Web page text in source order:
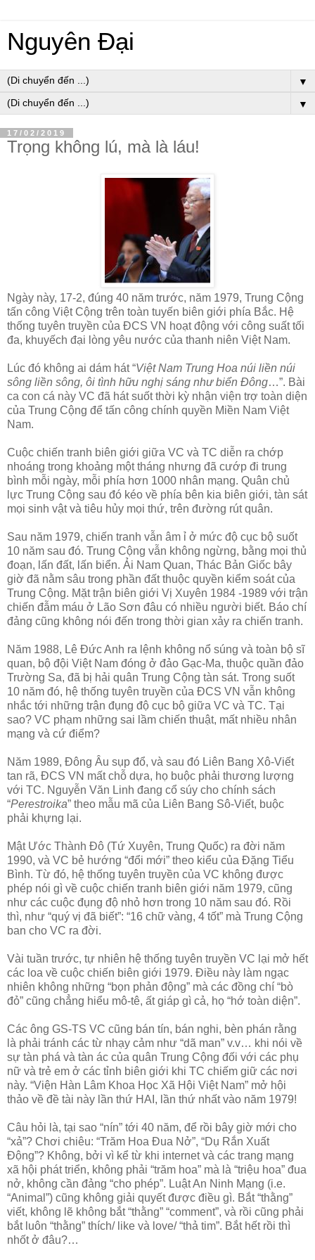
Nguyên Đại
▼
▼
17/02/2019
Trọng không lú, mà là láu!
Ngày này, 17-2, đúng 40 năm trước, năm 1979, Trung Cộng
tấn công Việt Cộng trên toàn tuyến biên giới phía Bắc. Hệ
thống tuyên truyền của ĐCS VN hoạt động với công suất tối
đa, khuyếch đại lòng yêu nước của thanh niên Việt Nam.
Lúc đó không ai dám hát “Việt Nam Trung Hoa núi liền núi
sông liền sông, ôi tình hữu nghị sáng như biển Đông…”. Bài
ca con cá này VC đã hát suốt thời kỳ nhận viện trợ toàn diện
của Trung Cộng để tấn công chính quyền Miền Nam Việt
Nam.
Cuộc chiến tranh biên giới giữa VC và TC diễn ra chớp
nhoáng trong khoảng một tháng nhưng đã cướp đi trung
bình mỗi ngày, mỗi phía hơn 1000 nhân mạng. Quân chủ
lực Trung Cộng sau đó kéo về phía bên kia biên giới, tàn sát
mọi sinh vật và tiêu hủy mọi thứ, trên đường rút quân.
Sau năm 1979, chiến tranh vẫn âm ỉ ở mức độ cục bộ suốt
10 năm sau đó. Trung Cộng vẫn không ngừng, bằng mọi thủ
đoạn, lấn đất, lấn biển. Ải Nam Quan, Thác Bản Giốc bây
giờ đã nằm sâu trong phần đất thuộc quyền kiểm soát của
Trung Cộng. Mặt trận biên giới Vị Xuyên 1984 -1989 với trận
chiến đẫm máu ở Lão Sơn đâu có nhiều người biết. Báo chí
đảng cũng không nói đến trong thời gian xảy ra chiến tranh.
Năm 1988, Lê Đức Anh ra lệnh không nổ súng và toàn bộ sĩ
quan, bộ đội Việt Nam đóng ở đảo Gạc-Ma, thuộc quần đảo
Trường Sa, đã bị hải quân Trung Cộng tàn sát. Trong suốt
10 năm đó, hệ thống tuyên truyền của ĐCS VN vẫn không
nhắc tới những trận đụng độ cục bộ giữa VC và TC. Tại
sao? VC phạm những sai lầm chiến thuật, mất nhiều nhân
mạng và cứ điểm?
Năm 1989, Đông Âu sụp đổ, và sau đó Liên Bang Xô-Viết
tan rã, ĐCS VN mất chỗ dựa, họ buộc phải thương lượng
với TC. Nguyễn Văn Linh đang cổ súy cho chính sách
“Perestroika” theo mẫu mã của Liên Bang Sô-Viết, buộc
phải khựng lại.
Mật Ước Thành Đô (Tứ Xuyên, Trung Quốc) ra đời năm
1990, và VC bẻ hướng “đổi mới” theo kiểu của Đặng Tiểu
Bình. Từ đó, hệ thống tuyên truyền của VC không được
phép nói gì về cuộc chiến tranh biên giới năm 1979, cũng
như các cuộc đụng độ nhỏ hơn trong 10 năm sau đó. Rồi
thì, như “quý vị đã biết”: “16 chữ vàng, 4 tốt” mà Trung Cộng
ban cho VC ra đời.
Vài tuần trước, tự nhiên hệ thống tuyên truyền VC lại mở hết
các loa về cuộc chiến biên giới 1979. Điều này làm ngạc
nhiên không những “bọn phản động” mà các đồng chí “bò
đỏ” cũng chẳng hiểu mô-tê, ất giáp gì cả, họ “hớ toàn diện”.
Các ông GS-TS VC cũng bán tín, bán nghi, bèn phán rằng
là phải tránh các từ nhạy cảm như “dã man” v.v… khi nói về
sự tàn phá và tàn ác của quân Trung Cộng đối với các phụ
nữ và trẻ em ở các tỉnh biên giới khi TC chiếm giữ các nơi
này. “Viện Hàn Lâm Khoa Học Xã Hội Việt Nam” mở hội
thảo về đề tài này lần thứ HAI, lần thứ nhất vào năm 1979!
Câu hỏi là, tại sao “nín” tới 40 năm, để rồi bây giờ mới cho
“xả”? Chơi chiêu: “Trăm Hoa Đua Nở”, “Dụ Rắn Xuất
Động”? Không, bởi vì kể từ khi internet và các trang mạng
xã hội phát triển, không phải “trăm hoa” mà là “triệu hoa” đua
nở, không cần đảng “cho phép”. Luật An Ninh Mạng (i.e.
“Animal”) cũng không giải quyết được điều gì. Bắt “thằng”
viết, không lẽ không bắt “thằng” “comment”, và rồi cũng phải
bắt luôn “thằng” thích/ like và love/ “thả tim”. Bắt hết rồi thì
nhốt ở đâu?…